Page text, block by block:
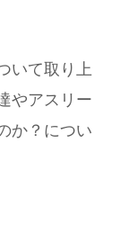
いて取り上
やアスリー
か？につい